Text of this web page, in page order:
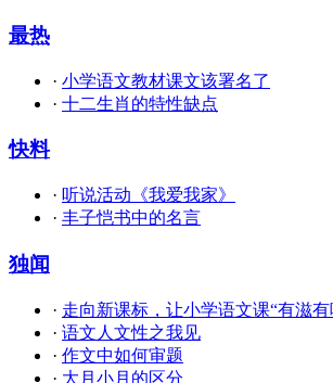
最热
· 小学语文教材课文该署名了
· 十二生肖的特性缺点
快料
· 听说活动《我爱我家》
· 丰子恺书中的名言
独闻
· 走向新课标，让小学语文课“有滋有
· 语文人文性之我见
· 作文中如何审题
· 大月小月的区分